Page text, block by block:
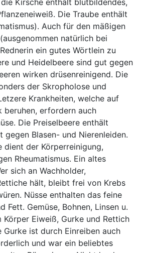
Kirsche enthält blutbildendes,
Die Traube enthält
Auch für den mäßigen
natürlich bei
ein gutes Wörtlein zu
und Heidelbeere sind gut gegen
wirken drüsenreinigend. Die
der Skropholose und
Krankheiten, welche auf
beruhen, erfordern auch
Die Preiselbeere enthält
gegen Blasen- und Nierenleiden.
dient der Körperreinigung,
Rheumatismus. Ein altes
sich an Wachholder,
hält, bleibt frei von Krebs
Nüsse enthalten das feine
Fett. Gemüse, Bohnen, Linsen u.
Körper Eiweiß, Gurke und Rettich
Gurke ist durch Einreiben auch
und war ein beliebtes